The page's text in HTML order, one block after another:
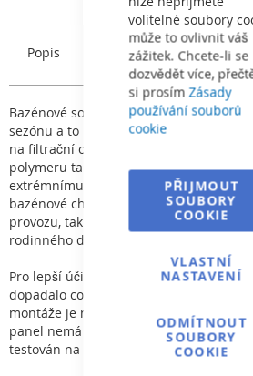
volitelné soubory
může to ovlivnit váš
zážitek. Chcete-li se
dozvědět více,
si prosímZásady
používání souborů
cookie
PŘIJMOUT
SOUBORY
COOKIE
VLASTNÍ
NASTAVENÍ
ODMÍTNOUT
SOUBORY
COOKIE
Popis Charakteristický
Bazénové solární kolektory - výrazně
sezónu a to při téměř nulových
na filtrační okruh). Jsou vyrobeny ze
polymeru tak, aby byly odolné proti UV
extrémnímu znečištění ovzduší,
bazénové chemii. Lze je instalovat jak
provozu, tak k bazénům nově
rodinného domu, garáže, nebo na
Pro lepší účinnost vyberte správné
dopadalo co nejvíce slunečních
montáže je na jihozápad při úhlu 15--
panel nemá téměř žádnou tlakovou
testován na tlak 2,5 bar.